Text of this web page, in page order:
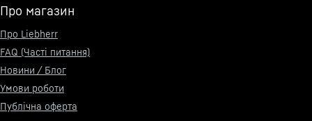
Про магазин
Про Liebherr
FAQ (Часті питання)
Новини / Блог
Умови роботи
Публічна оферта